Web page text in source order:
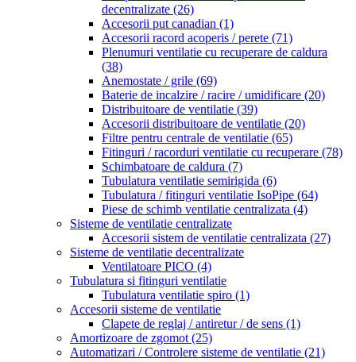
decentralizate (26)
Accesorii put canadian (1)
Accesorii racord acoperis / perete (71)
Plenumuri ventilatie cu recuperare de caldura
(38)
Anemostate / grile (69)
Baterie de incalzire / racire / umidificare (20)
Distribuitoare de ventilatie (39)
Accesorii distribuitoare de ventilatie (20)
Filtre pentru centrale de ventilatie (65)
Fitinguri / racorduri ventilatie cu recuperare (78)
Schimbatoare de caldura (7)
Tubulatura ventilatie semirigida (6)
Tubulatura / fitinguri ventilatie IsoPipe (64)
Piese de schimb ventilatie centralizata (4)
Sisteme de ventilatie centralizate
Accesorii sistem de ventilatie centralizata (27)
Sisteme de ventilatie decentralizate
Ventilatoare PICO (4)
Tubulatura si fitinguri ventilatie
Tubulatura ventilatie spiro (1)
Accesorii sisteme de ventilatie
Clapete de reglaj / antiretur / de sens (1)
Amortizoare de zgomot (25)
Automatizari / Controlere sisteme de ventilatie (21)